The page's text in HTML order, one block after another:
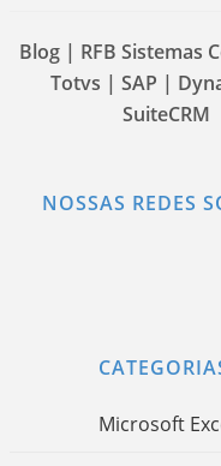
Blog | RFB Sistemas
Totvs | SAP |
SuiteCRM
NOSSAS REDES
Microsoft